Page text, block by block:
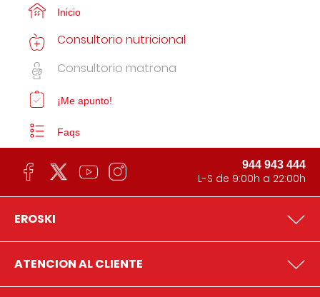
Inicio
Consultorio nutricional
Consultorio matrona
¡Me apunto!
Faqs
944 943 444
L-S de 9:00h a 22:00h
EROSKI
ATENCION AL CLIENTE